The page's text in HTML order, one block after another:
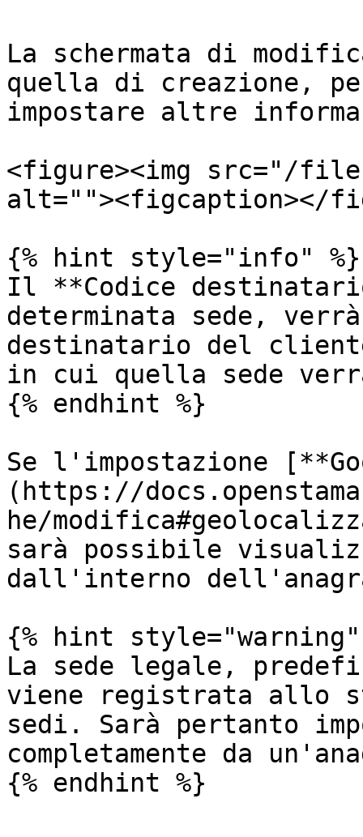
La schermata di
quella di creazione,
impostare altre
<figure><img src="/files/
alt=""><figcaption></
{% hint style="info" %}
Il **Codice
determinata sede,
destinatario del
in cui quella sede
{% endhint %}
Se l'impostazione
(https://
he/
sarà possibile
dall'interno
{% hint style="warning"
La sede legale,
viene registrata allo
sedi. Sarà pertanto
completamente da
{% endhint %}